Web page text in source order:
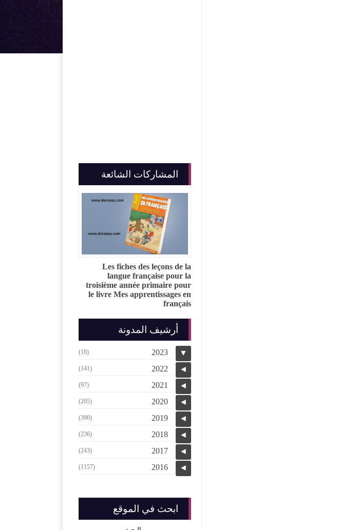
المشاركات الشائعة
Les fiches des leçons de la
langue française pour la
troisième année primaire pour
le livre Mes apprentissages en
français
أرشيف المدونة
▼
2023
(18)
◄
2022
(141)
◄
2021
(97)
◄
2020
(205)
◄
2019
(390)
◄
2018
(236)
◄
2017
(243)
◄
2016
(1157)
ابحث في الموقع